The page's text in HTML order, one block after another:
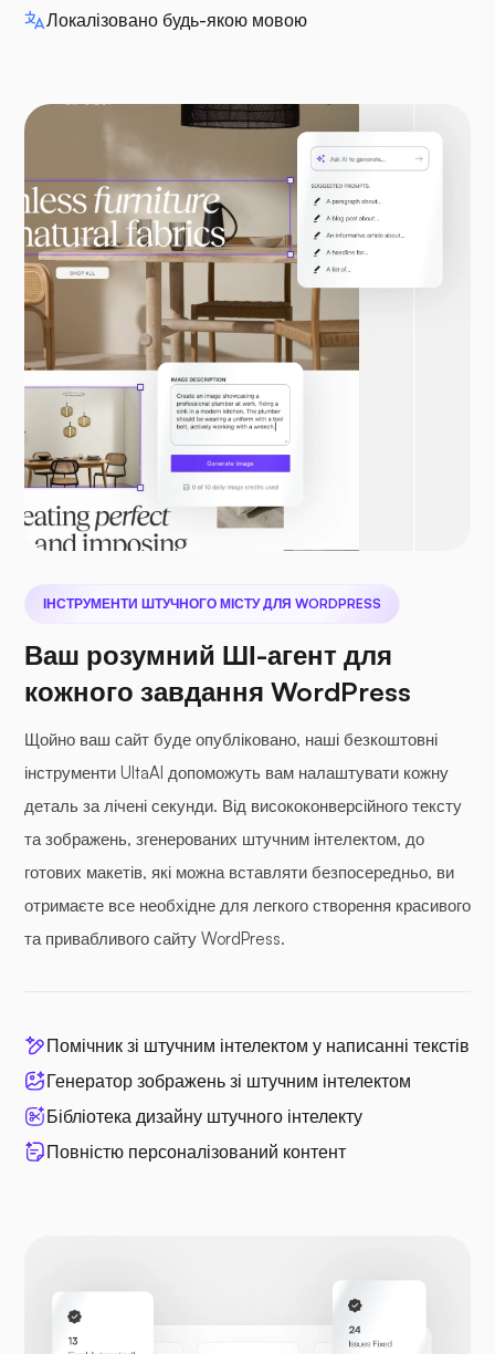
Локалізовано будь-якою мовою
ІНСТРУМЕНТИ ШТУЧНОГО МІСТУ ДЛЯ WORDPRESS
Ваш розумний ШІ-агент для
кожного завдання WordPress
Щойно ваш сайт буде опубліковано, наші безкоштовні
інструменти UltaAI допоможуть вам налаштувати кожну
деталь за лічені секунди. Від висококонверсійного тексту
та зображень, згенерованих штучним інтелектом, до
готових макетів, які можна вставляти безпосередньо, ви
отримаєте все необхідне для легкого створення красивого
та привабливого сайту WordPress.
Помічник зі штучним інтелектом у написанні текстів
Генератор зображень зі штучним інтелектом
Бібліотека дизайну штучного інтелекту
Повністю персоналізований контент